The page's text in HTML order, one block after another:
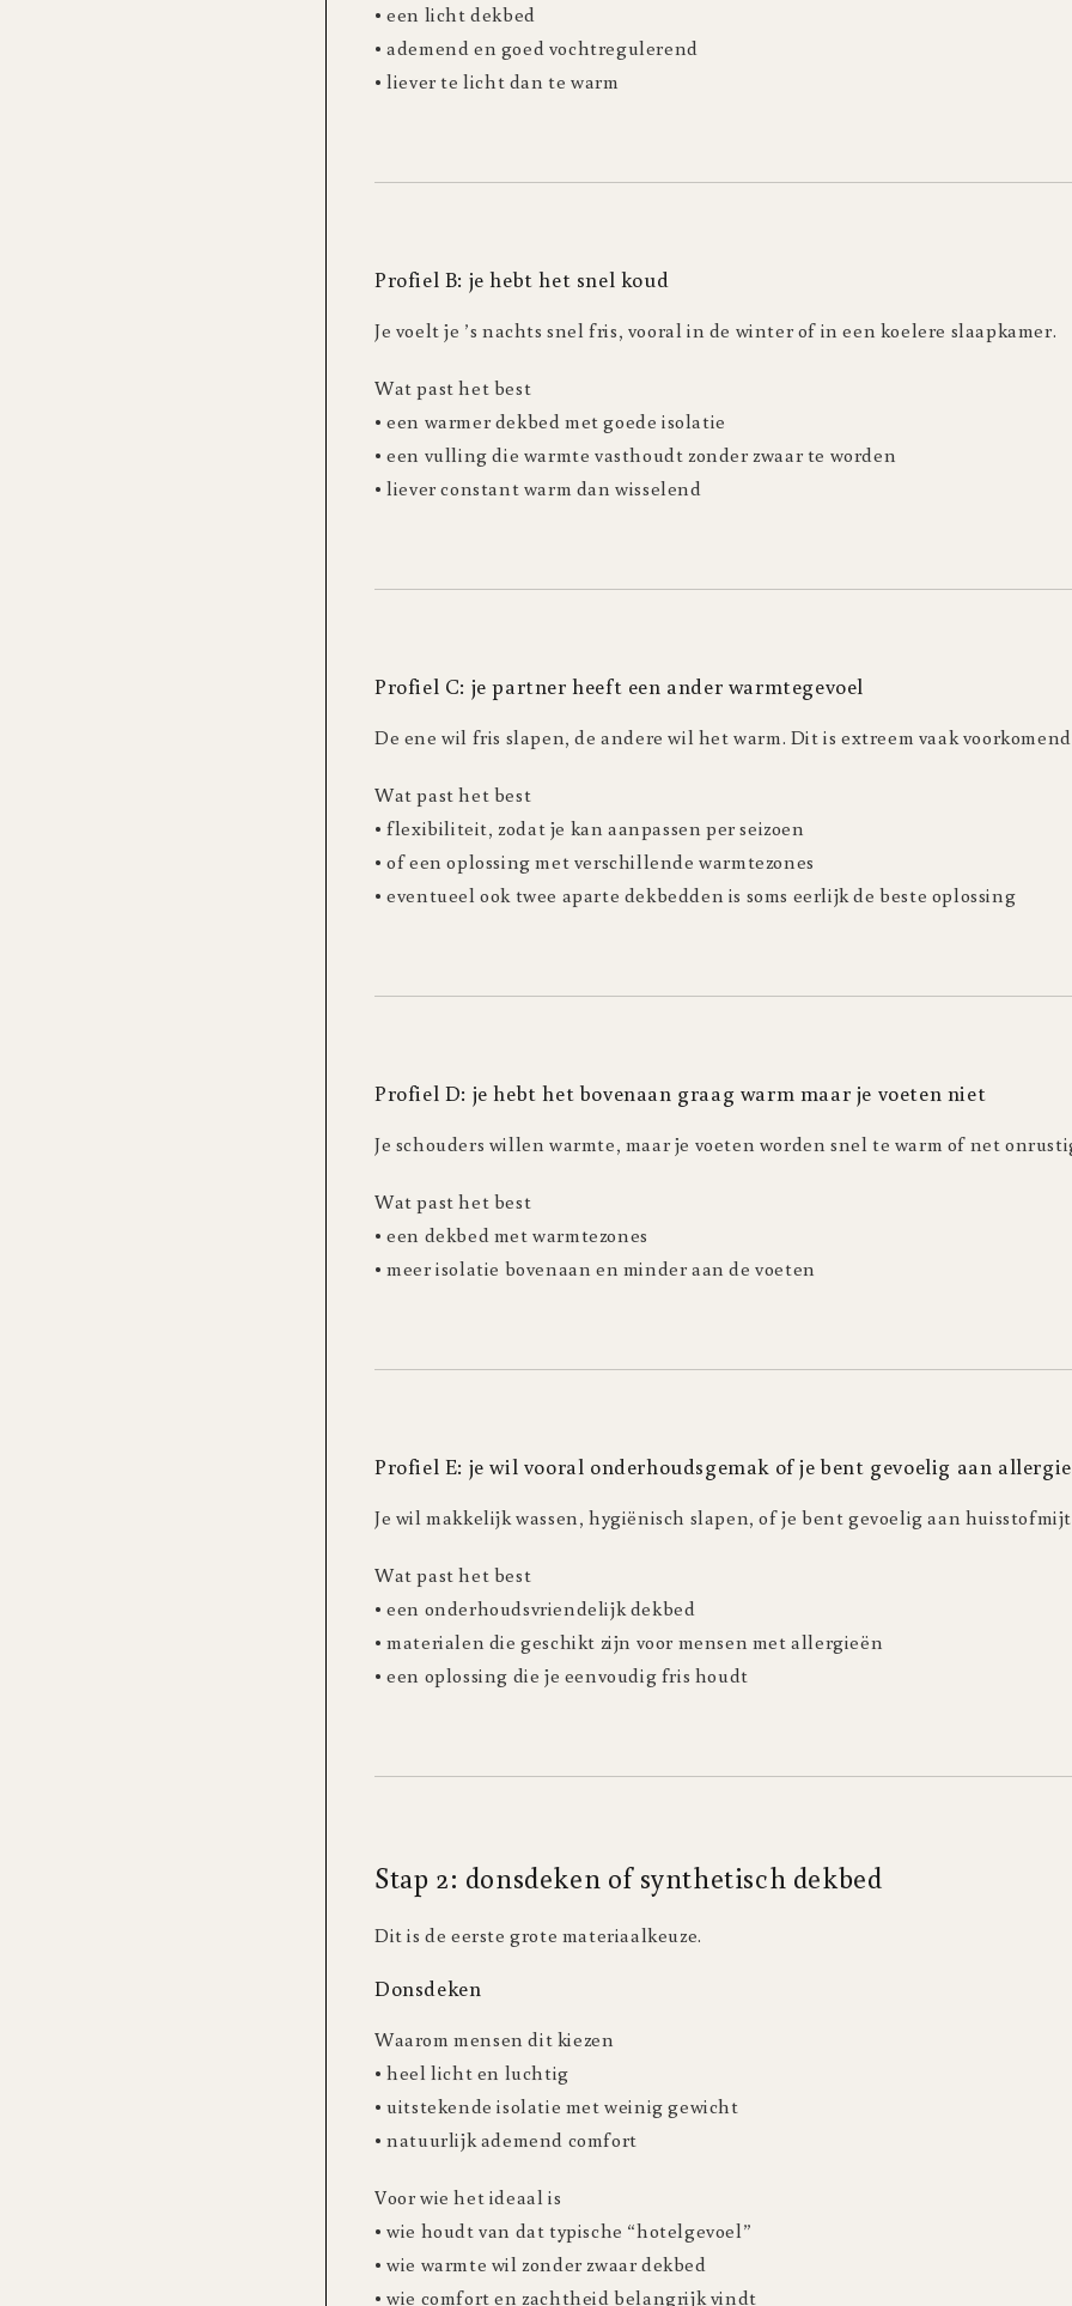
• een licht dekbed
• ademend en goed vochtregulerend
• liever te licht dan te warm
Profiel B: je hebt het snel koud
Je voelt je ’s nachts snel fris, vooral in de winter of in een koelere slaapkamer.
Wat past het best
• een warmer dekbed met goede isolatie
• een vulling die warmte vasthoudt zonder zwaar te worden
• liever constant warm dan wisselend
Profiel C: je partner heeft een ander warmtegevoel
De ene wil fris slapen, de andere wil het warm. Dit is extreem vaak
Wat past het best
• flexibiliteit, zodat je kan aanpassen per seizoen
• of een oplossing met verschillende warmtezones
• eventueel ook twee aparte dekbedden is soms eerlijk de beste oplossing
Profiel D: je hebt het bovenaan graag warm maar je voeten niet
Je schouders willen warmte, maar je voeten worden snel te warm of net
Wat past het best
• een dekbed met warmtezones
• meer isolatie bovenaan en minder aan de voeten
Profiel E: je wil vooral onderhoudsgemak of je bent gevoelig aan
Je wil makkelijk wassen, hygiënisch slapen, of je bent gevoelig aan
Wat past het best
• een onderhoudsvriendelijk dekbed
• materialen die geschikt zijn voor mensen met allergieën
• een oplossing die je eenvoudig fris houdt
Stap 2: donsdeken of synthetisch dekbed
Dit is de eerste grote materiaalkeuze.
Donsdeken
Waarom mensen dit kiezen
• heel licht en luchtig
• uitstekende isolatie met weinig gewicht
• natuurlijk ademend comfort
Voor wie het ideaal is
• wie houdt van dat typische “hotelgevoel”
• wie warmte wil zonder zwaar dekbed
• wie comfort en zachtheid belangrijk vindt